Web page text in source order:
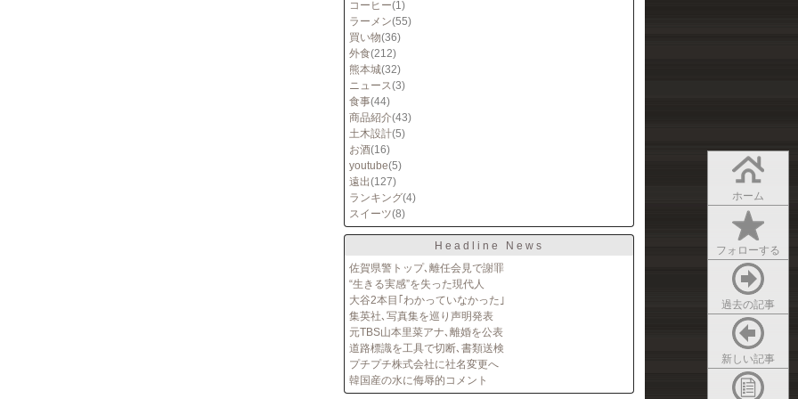
ホーム
フォローする
過去の記事
新しい記事
コーヒー(1)
ラーメン(55)
買い物(36)
外食(212)
熊本城(32)
ニュース(3)
食事(44)
商品紹介(43)
土木設計(5)
お酒(16)
youtube(5)
遠出(127)
ランキング(4)
スイーツ(8)
Headline News
佐賀県警トップ､離任会見で謝罪
“生きる実感”を失った現代人
大谷2本目｢わかっていなかった｣
集英社､写真集を巡り声明発表
元TBS山本里菜アナ､離婚を公表
道路標識を工具で切断､書類送検
プチプチ株式会社に社名変更へ
韓国産の水に侮辱的コメント